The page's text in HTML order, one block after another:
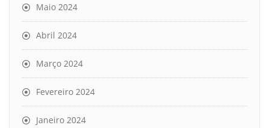
Maio 2024
Abril 2024
Março 2024
Fevereiro 2024
Janeiro 2024